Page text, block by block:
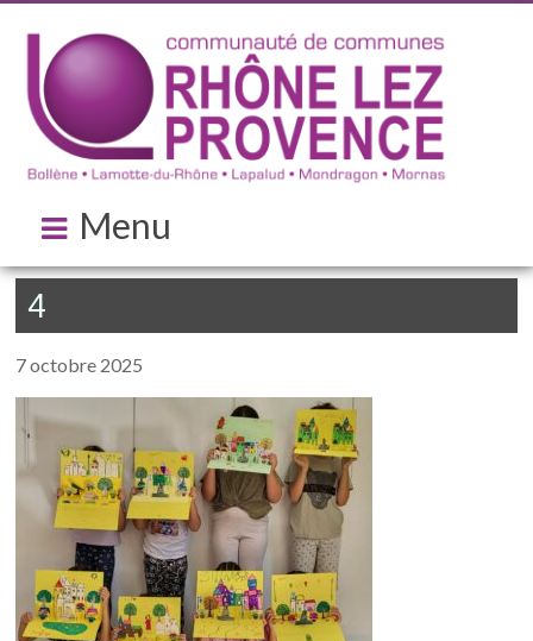
Menu
4
7 octobre 2025